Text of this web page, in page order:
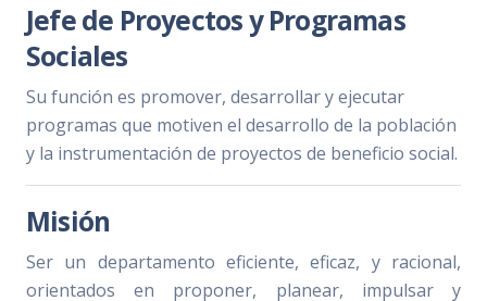
Jefe de Proyectos y Programas
Sociales
Su función es promover, desarrollar y ejecutar
programas que motiven el desarrollo de la población
y la instrumentación de proyectos de beneficio social.
Misión
Ser un departamento eficiente, eficaz, y racional,
orientados en proponer, planear, impulsar y